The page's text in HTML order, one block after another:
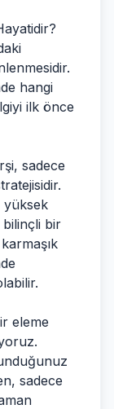
hangi
ilk önce
sadece
yüksek
bir
eleme
sadece